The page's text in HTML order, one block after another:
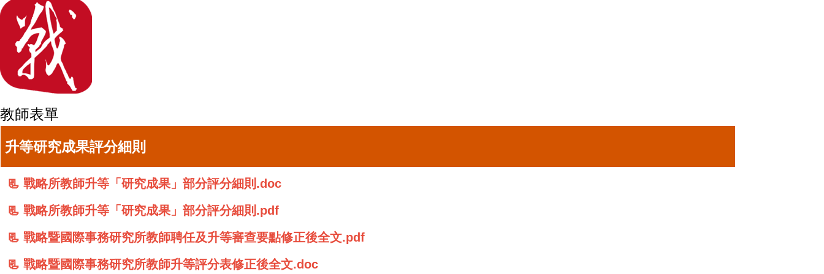
教師表單
升等研究成果評分細則
📃 戰略所教師升等「研究成果」部分評分細則.doc
📃 戰略所教師升等「研究成果」部分評分細則.pdf
📃 戰略暨國際事務研究所教師聘任及升等審查要點修正後全文.pdf
📃 戰略暨國際事務研究所教師升等評分表修正後全文.doc